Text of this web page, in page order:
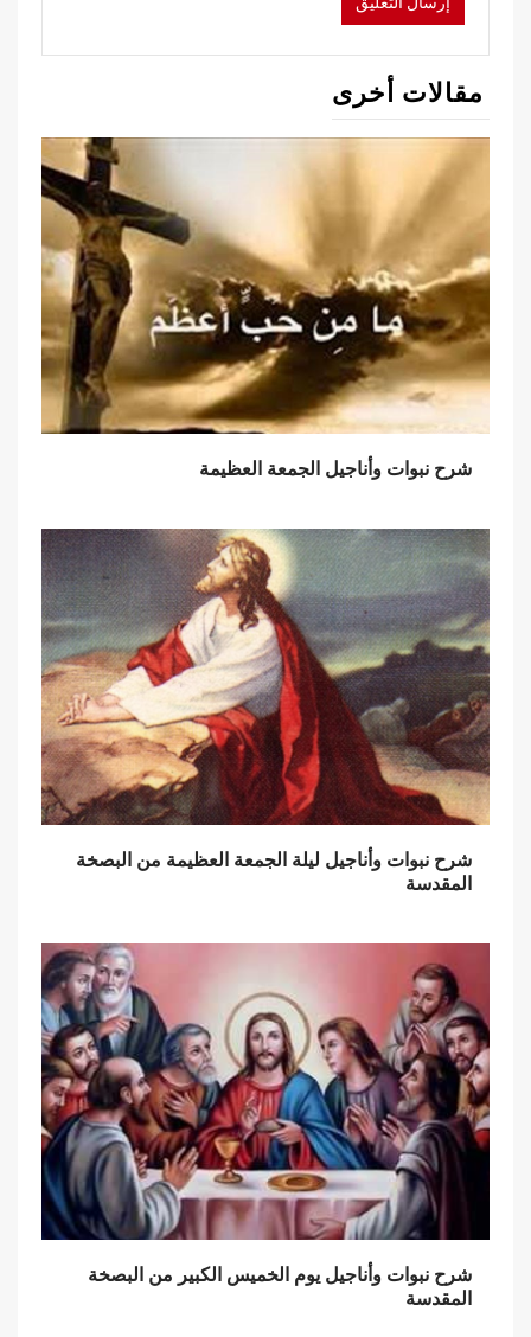
مقالات أخرى
شرح نبوات وأناجيل الجمعة العظيمة
شرح نبوات وأناجيل ليلة الجمعة العظيمة من البصخة
المقدسة
شرح نبوات وأناجيل يوم الخميس الكبير من البصخة
المقدسة